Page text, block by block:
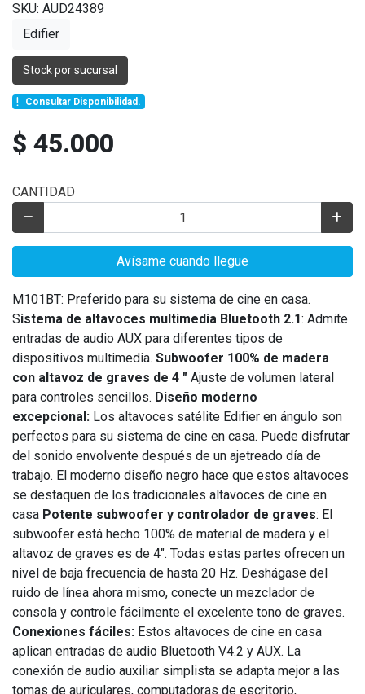
SKU: AUD24389
Edifier
Stock por sucursal
Consultar Disponibilidad.
$ 45.000
CANTIDAD
Avísame cuando llegue
M101BT: Preferido para su sistema de cine en casa.
Sistema de altavoces multimedia Bluetooth 2.1: Admite
entradas de audio AUX para diferentes tipos de
dispositivos multimedia. Subwoofer 100% de madera
con altavoz de graves de 4 " Ajuste de volumen lateral
para controles sencillos. Diseño moderno
excepcional: Los altavoces satélite Edifier en ángulo son
perfectos para su sistema de cine en casa. Puede disfrutar
del sonido envolvente después de un ajetreado día de
trabajo. El moderno diseño negro hace que estos altavoces
se destaquen de los tradicionales altavoces de cine en
casa Potente subwoofer y controlador de graves: El
subwoofer está hecho 100% de material de madera y el
altavoz de graves es de 4". Todas estas partes ofrecen un
nivel de baja frecuencia de hasta 20 Hz. Deshágase del
ruido de línea ahora mismo, conecte un mezclador de
consola y controle fácilmente el excelente tono de graves.
Conexiones fáciles: Estos altavoces de cine en casa
aplican entradas de audio Bluetooth V4.2 y AUX. La
conexión de audio auxiliar simplista se adapta mejor a las
tomas de auriculares, computadoras de escritorio,